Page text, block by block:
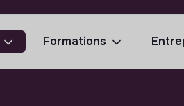
Formations